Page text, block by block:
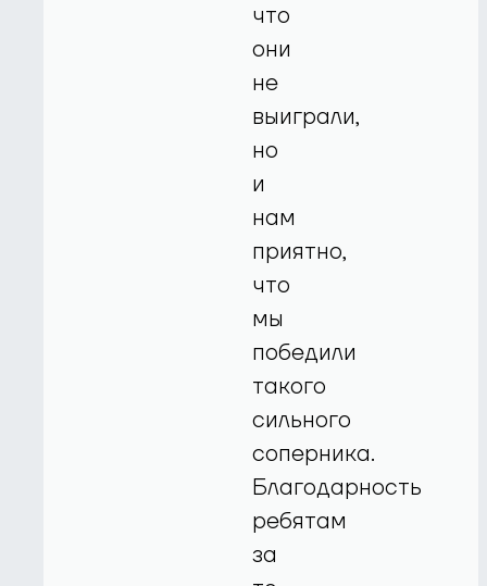
что
они
не
выиграли,
но
и
нам
приятно,
что
мы
победили
такого
сильного
соперника.
Благодарность
ребятам
за